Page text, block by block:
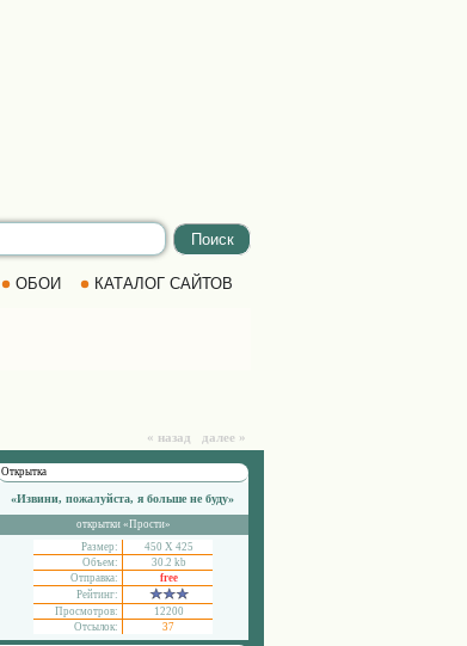
ОБОИ КАТАЛОГ САЙТОВ
« назад далее »
Открытка
«Извини, пожалуйста, я больше не буду»
открытки «Прости»
Размер:
450 Х 425
Объем:
30.2 kb
Отправка:
free
Рейтинг:
Просмотров:
12200
Отсылок:
37